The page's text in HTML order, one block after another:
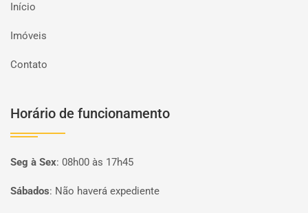
Início
Imóveis
Contato
Horário de funcionamento
Seg à Sex: 08h00 às 17h45
Sábados: Não haverá expediente